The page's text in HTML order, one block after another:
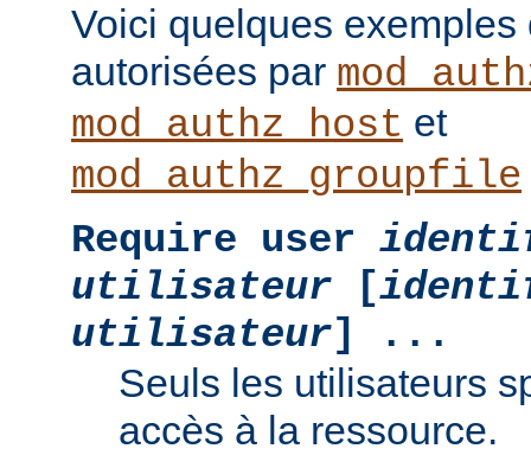
Voici quelques exemples
autorisées par
mod_authz_host et
mod_authz_groupfile
Require user
utilisateur [
utilisateur] ...
Seuls les utilisateurs
accès à la ressource.